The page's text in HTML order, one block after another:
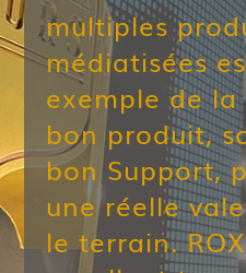
multiples
médiatisées
exemple de
bon produit,
bon Support,
une réelle
le terrain.